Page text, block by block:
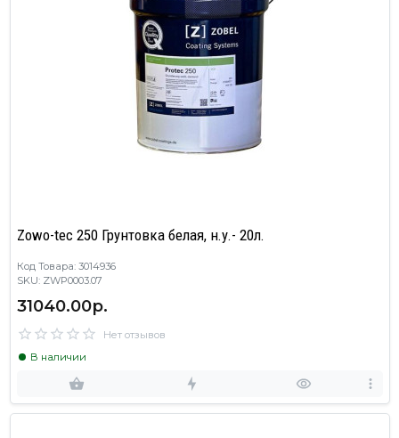
Zowo-tec 250 Грунтовка белая, н.у.- 20л.
Код Товара: 3014936
SKU: ZWP0003.07
31040.00р.
Нет отзывов
В наличии